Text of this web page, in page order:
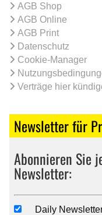
AGB Shop
AGB Online
AGB Print
Datenschutz
Cookie-Manager
Verträge hier
Newsletter für
Abonnieren Sie
Newsletter:
Daily